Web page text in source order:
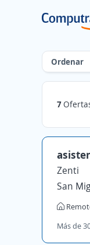
Ordenar
7Ofertas
Zenti
San
Más de